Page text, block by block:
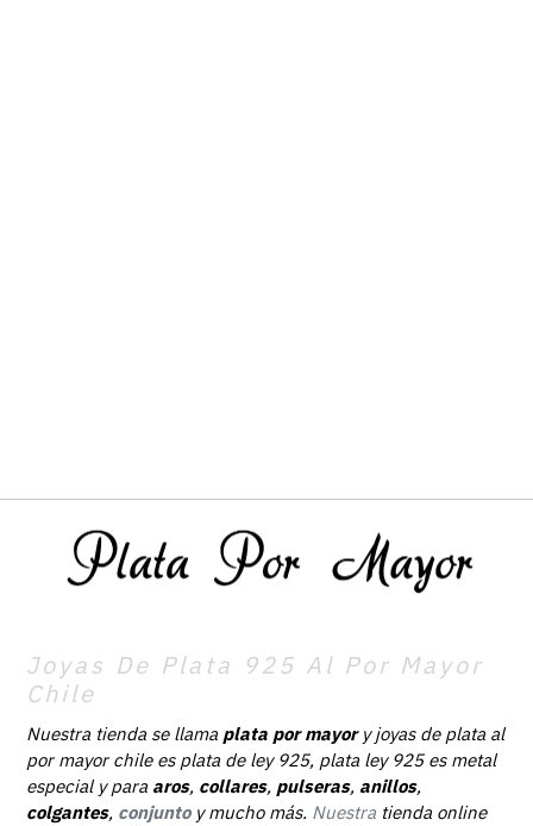
Joyas De Plata 925 Al Por Mayor
Chile
Nuestra tienda se llama plata por mayory joyas de plata al
por mayor chile es plata de ley 925, plata ley 925 es metal
especial y para aros, collares, pulseras, anillos,
colgantes, conjunto y mucho más. Nuestra tienda online